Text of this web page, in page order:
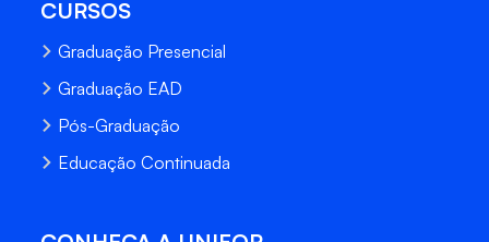
CURSOS
Graduação Presencial
Graduação EAD
Pós-Graduação
Educação Continuada